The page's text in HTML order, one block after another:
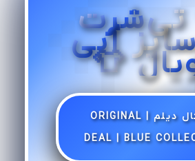
تی‌شرت
آبی
👕
اورجینال دیلم | ORIGINAL
DEAL | BLUE